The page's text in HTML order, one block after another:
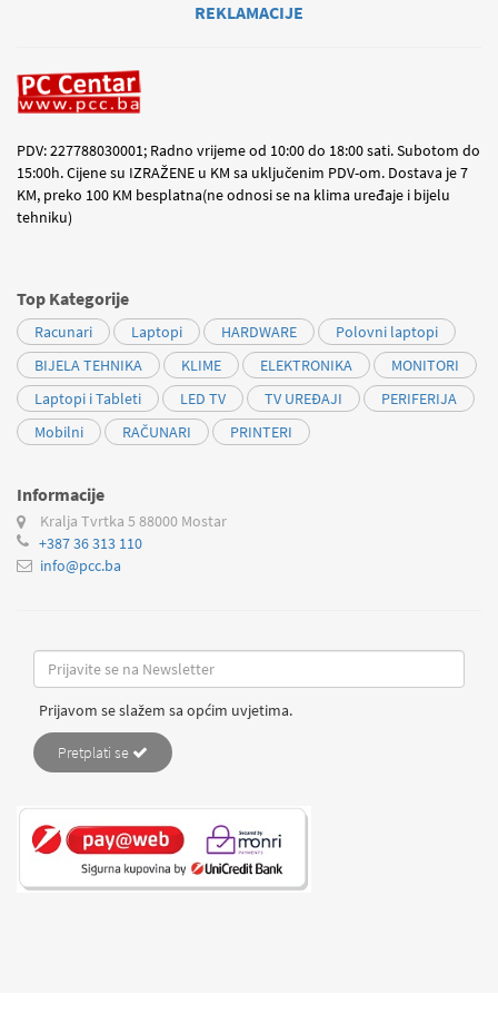
REKLAMACIJE
PDV: 227788030001; Radno vrijeme od 10:00 do 18:00 sati. Subotom do
15:00h. Cijene su IZRAŽENE u KM sa uključenim PDV-om. Dostava je 7
KM, preko 100 KM besplatna(ne odnosi se na klima uređaje i bijelu
tehniku)
Top Kategorije
Racunari Laptopi HARDWARE
Polovni laptopi
BIJELA TEHNIKA
KLIME ELEKTRONIKA
MONITORI
Laptopi i Tableti
LED TV TV UREĐAJI
PERIFERIJA
Mobilni
RAČUNARI PRINTERI
Informacije
Kralja Tvrtka 5 88000 Mostar
+387 36 313 110
info@pcc.ba
Prijavom se slažem sa općim uvjetima.
Pretplati se